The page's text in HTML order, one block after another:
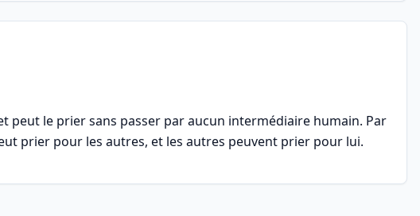
peut le prier sans passer par aucun intermédiaire humain. Par
prier pour les autres, et les autres peuvent prier pour lui.